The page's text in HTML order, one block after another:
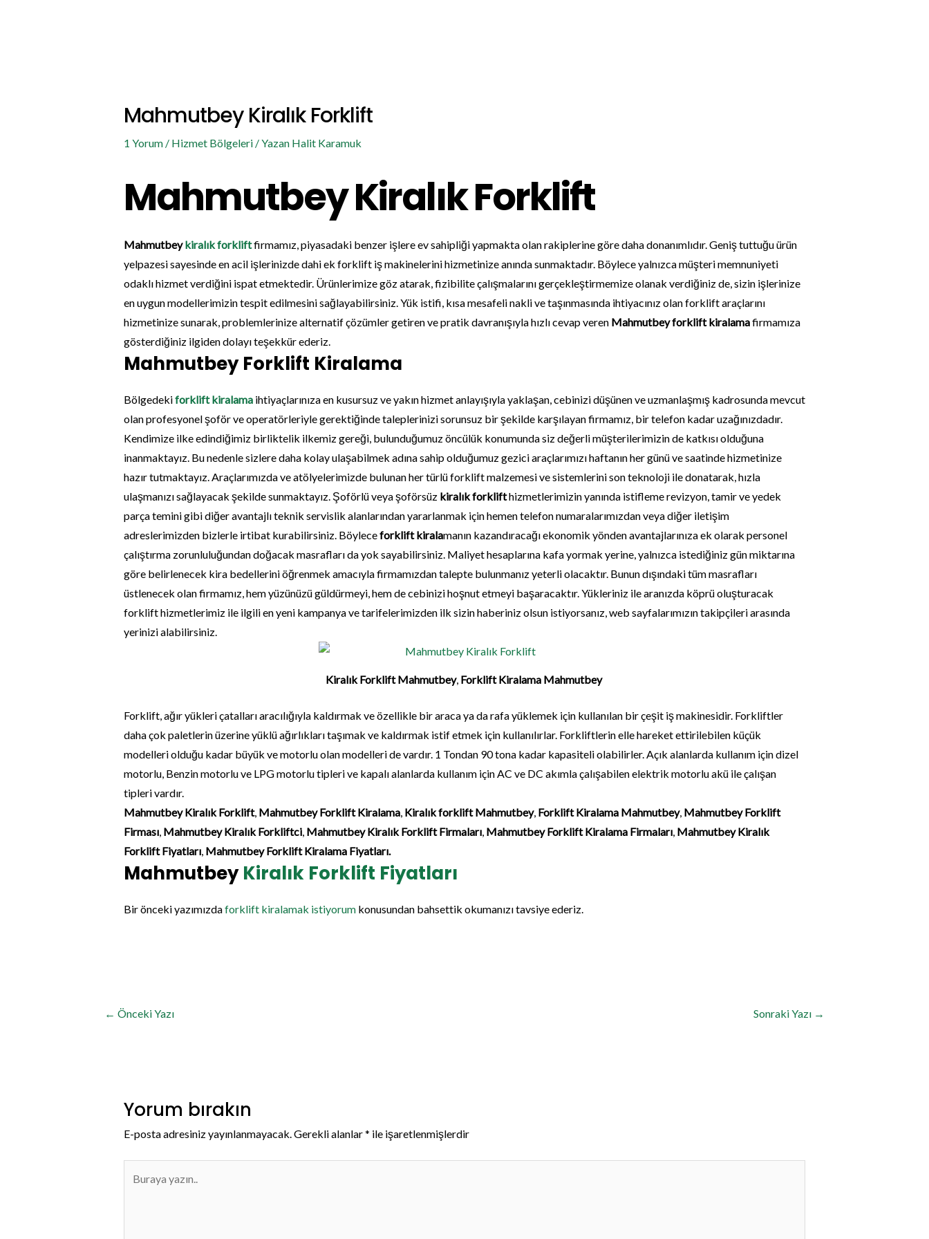
Mahmutbey Kiralık Forklift
1 Yorum / Hizmet Bölgeleri/ Yazan Halit Karamuk
Mahmutbey Kiralık Forklift
Mahmutbeykiralık forkliftfirmamız, piyasadaki benzer işlere ev sahipliği yapmakta olan rakiplerine göre daha donanımlıdır. Geniş tuttuğu ürün
yelpazesi sayesinde en acil işlerinizde dahi ek forklift iş makinelerini hizmetinize anında sunmaktadır. Böylece yalnızca müşteri memnuniyeti
odaklı hizmet verdiğini ispat etmektedir. Ürünlerimize göz atarak, fizibilite çalışmalarını gerçekleştirmemize olanak verdiğiniz de, sizin işlerinize
en uygun modellerimizin tespit edilmesini sağlayabilirsiniz. Yük istifi, kısa mesafeli nakli ve taşınmasında ihtiyacınız olan forklift araçlarını
hizmetinize sunarak, problemlerinize alternatif çözümler getiren ve pratik davranışıyla hızlı cevap veren Mahmutbey forklift kiralamafirmamıza
gösterdiğiniz ilgiden dolayı teşekkür ederiz.
Mahmutbey Forklift Kiralama
Bölgedekiforklift kiralamaihtiyaçlarınıza en kusursuz ve yakın hizmet anlayışıyla yaklaşan, cebinizi düşünen ve uzmanlaşmış kadrosunda mevcut
olan profesyonel şoför ve operatörleriyle gerektiğinde taleplerinizi sorunsuz bir şekilde karşılayan firmamız, bir telefon kadar uzağınızdadır.
Kendimize ilke edindiğimiz birliktelik ilkemiz gereği, bulunduğumuz öncülük konumunda siz değerli müşterilerimizin de katkısı olduğuna
inanmaktayız. Bu nedenle sizlere daha kolay ulaşabilmek adına sahip olduğumuz gezici araçlarımızı haftanın her günü ve saatinde hizmetinize
hazır tutmaktayız. Araçlarımızda ve atölyelerimizde bulunan her türlü forklift malzemesi ve sistemlerini son teknoloji ile donatarak, hızla
ulaşmanızı sağlayacak şekilde sunmaktayız. Şoförlü veya şoförsüz kiralık forklifthizmetlerimizin yanında istifleme revizyon, tamir ve yedek
parça temini gibi diğer avantajlı teknik servislik alanlarından yararlanmak için hemen telefon numaralarımızdan veya diğer iletişim
adreslerimizden bizlerle irtibat kurabilirsiniz. Böyleceforklift kiralamanın kazandıracağı ekonomik yönden avantajlarınıza ek olarak personel
çalıştırma zorunluluğundan doğacak masrafları da yok sayabilirsiniz. Maliyet hesaplarına kafa yormak yerine, yalnızca istediğiniz gün miktarına
göre belirlenecek kira bedellerini öğrenmek amacıyla firmamızdan talepte bulunmanız yeterli olacaktır. Bunun dışındaki tüm masrafları
üstlenecek olan firmamız, hem yüzünüzü güldürmeyi, hem de cebinizi hoşnut etmeyi başaracaktır. Yükleriniz ile aranızda köprü oluşturacak
forklift hizmetlerimiz ile ilgili en yeni kampanya ve tarifelerimizden ilk sizin haberiniz olsun istiyorsanız, web sayfalarımızın takipçileri arasında
yerinizi alabilirsiniz.
Kiralık Forklift Mahmutbey, Forklift Kiralama Mahmutbey
Forklift, ağır yükleri çatalları aracılığıyla kaldırmak ve özellikle bir araca ya da rafa yüklemek için kullanılan bir çeşit iş makinesidir. Forkliftler
daha çok paletlerin üzerine yüklü ağırlıkları taşımak ve kaldırmak istif etmek için kullanılırlar. Forkliftlerin elle hareket ettirilebilen küçük
modelleri olduğu kadar büyük ve motorlu olan modelleri de vardır. 1 Tondan 90 tona kadar kapasiteli olabilirler. Açık alanlarda kullanım için dizel
motorlu, Benzin motorlu ve LPG motorlu tipleri ve kapalı alanlarda kullanım için AC ve DC akımla çalışabilen elektrik motorlu akü ile çalışan
tipleri vardır.
Mahmutbey Kiralık Forklift, Mahmutbey Forklift Kiralama, Kiralık forklift Mahmutbey, Forklift Kiralama Mahmutbey, Mahmutbey Forklift
Firması, Mahmutbey Kiralık Forkliftci, Mahmutbey Kiralık Forklift Firmaları, Mahmutbey Forklift Kiralama Firmaları, Mahmutbey Kiralık
Forklift Fiyatları, Mahmutbey Forklift Kiralama Fiyatları.
MahmutbeyKiralık Forklift Fiyatları
Bir önceki yazımızdaforklift kiralamak istiyorumkonusundan bahsettik okumanızı tavsiye ederiz.
← Önceki Yazı Sonraki Yazı →
Yorum bırakın
E-posta adresiniz yayınlanmayacak.Gerekli alanlar* ile işaretlenmişlerdir